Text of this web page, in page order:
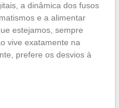
a dinâmica dos fusos
e a alimentar
estejamos, sempre
vive exatamente na
prefere os desvios à